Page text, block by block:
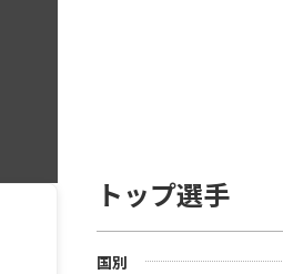
トップ選手
国別